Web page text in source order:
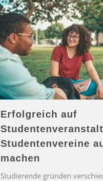
Erfolgreich auf
Studentenvereine
machen
Studierende gründen